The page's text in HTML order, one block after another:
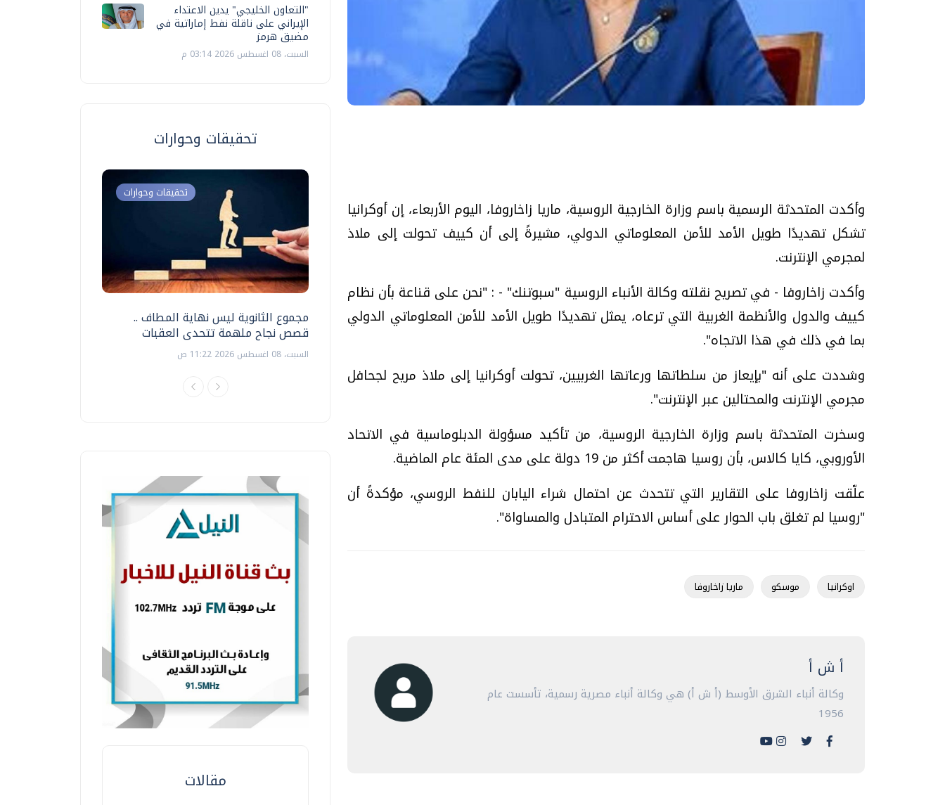
وأكدت المتحدثة الرسمية باسم وزارة الخارجية الروسية، ماريا زاخاروفا، اليوم الأربعاء، إن أوكرانيا
تشكل تهديدًا طويل الأمد للأمن المعلوماتي الدولي، مشيرةً إلى أن كييف تحولت إلى ملاذ
لمجرمي الإنترنت.
وأكدت زاخاروفا - في تصريح نقلته وكالة الأنباء الروسية "سبوتنك" - : "نحن على قناعة بأن نظام
كييف والدول والأنظمة الغربية التي ترعاه، يمثل تهديدًا طويل الأمد للأمن المعلوماتي الدولي
بما في ذلك في هذا الاتجاه".
وشددت على أنه "بإيعاز من سلطاتها ورعاتها الغربيين، تحولت أوكرانيا إلى ملاذ مريح لجحافل
مجرمي الإنترنت والمحتالين عبر الإنترنت".
وسخرت المتحدثة باسم وزارة الخارجية الروسية، من تأكيد مسؤولة الدبلوماسية في الاتحاد
الأوروبي، كايا كالاس، بأن روسيا هاجمت أكثر من 19 دولة على مدى المئة عام الماضية.
علّقت زاخاروفا على التقارير التي تتحدث عن احتمال شراء اليابان للنفط الروسي، مؤكدةً أن
"روسيا لم تغلق باب الحوار على أساس الاحترام المتبادل والمساواة".
اوكرانيا موسكو ماريا زاخاروفا
أ ش أ
وكالة أنباء الشرق الأوسط (أ ش أ) هي وكالة أنباء مصرية رسمية، تأسست عام
1956
"التعاون الخليجي" يدين الاعتداء
الإيراني على ناقلة نفط إماراتية في
مضيق هرمز
السبت، 08 اغسطس 2026 03:14 م
تحقيقات وحوارات
تحقيقات وحوارات
مجموع الثانوية ليس نهاية المطاف ..
قصص نجاح ملهمة تتحدى العقبات
السبت، 08 اغسطس 2026 11:22 ص
بعد إشعارات "جوجل" .. هل يمكن التنبوء
بالزلازل وكيف نتعامل معها؟
دليلك للتنسيق الجامعي .. تساؤلات
وإجابات
فيديو.. الإعلام الرقمي.. تقنيات واعدة
وتحديات هائلة
مقالات